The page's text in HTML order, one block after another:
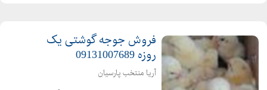
فروش جوجه گوشتی یک
روزه 09131007689
آریا منتخب پارسیان